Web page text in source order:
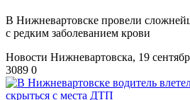
В Нижневартовске провели
с редким заболеванием крови
Новости Нижневартовска, 19
3089 0